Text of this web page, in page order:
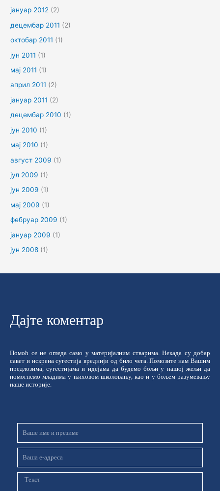
јануар 2012 (2)
децембар 2011 (2)
октобар 2011 (1)
јун 2011 (1)
мај 2011 (1)
април 2011 (2)
јануар 2011 (2)
децембар 2010 (1)
јун 2010 (1)
мај 2010 (1)
август 2009 (1)
јул 2009 (1)
јун 2009 (1)
мај 2009 (1)
фебруар 2009 (1)
јануар 2009 (1)
јун 2008 (1)
Дајте коментар
Помоћ се не огледа само у материјалним стварима. Некада су добар
савет и искрена сугестија вреднији од било чега. Помозите нам Вашим
предлозима, сугестијама и идејама да будемо бољи у нашој жељи да
помогнемо младима у њиховом школовању, као и у бољем разумевању
наше историје.
презиме
Порука